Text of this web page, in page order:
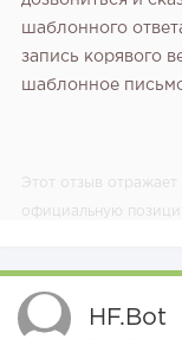
шаблонного
запись корявого
шаблонное
Этот отзыв отражает
официальную
HF.bot